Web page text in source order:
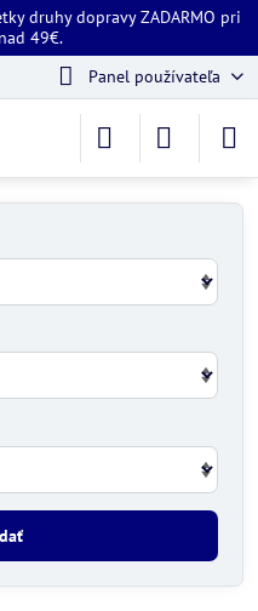
druhy dopravy ZADARMO pri
49€.
Panel používateľa